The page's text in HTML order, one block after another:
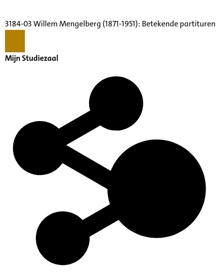
3184-03 Willem Mengelberg (1871-1951): Betekende partituren
Mijn Studiezaal